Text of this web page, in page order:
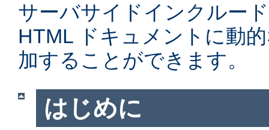
サーバサイドインクルー
HTML ドキュメントに動
加することができます。
はじめに